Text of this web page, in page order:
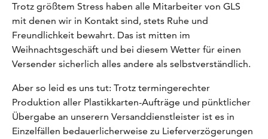
Trotz größtem Stress haben alle Mitarbeiter von GLS
mit denen wir in Kontakt sind, stets Ruhe und
Freundlichkeit bewahrt. Das ist mitten im
Weihnachtsgeschäft und bei diesem Wetter für einen
Versender sicherlich alles andere als selbstverständlich.
Aber so leid es uns tut: Trotz termingerechter
Produktion aller Plastikkarten-Aufträge und pünktlicher
Übergabe an unserern Versanddienstleister ist es in
Einzelfällen bedauerlicherweise zu Lieferverzögerungen